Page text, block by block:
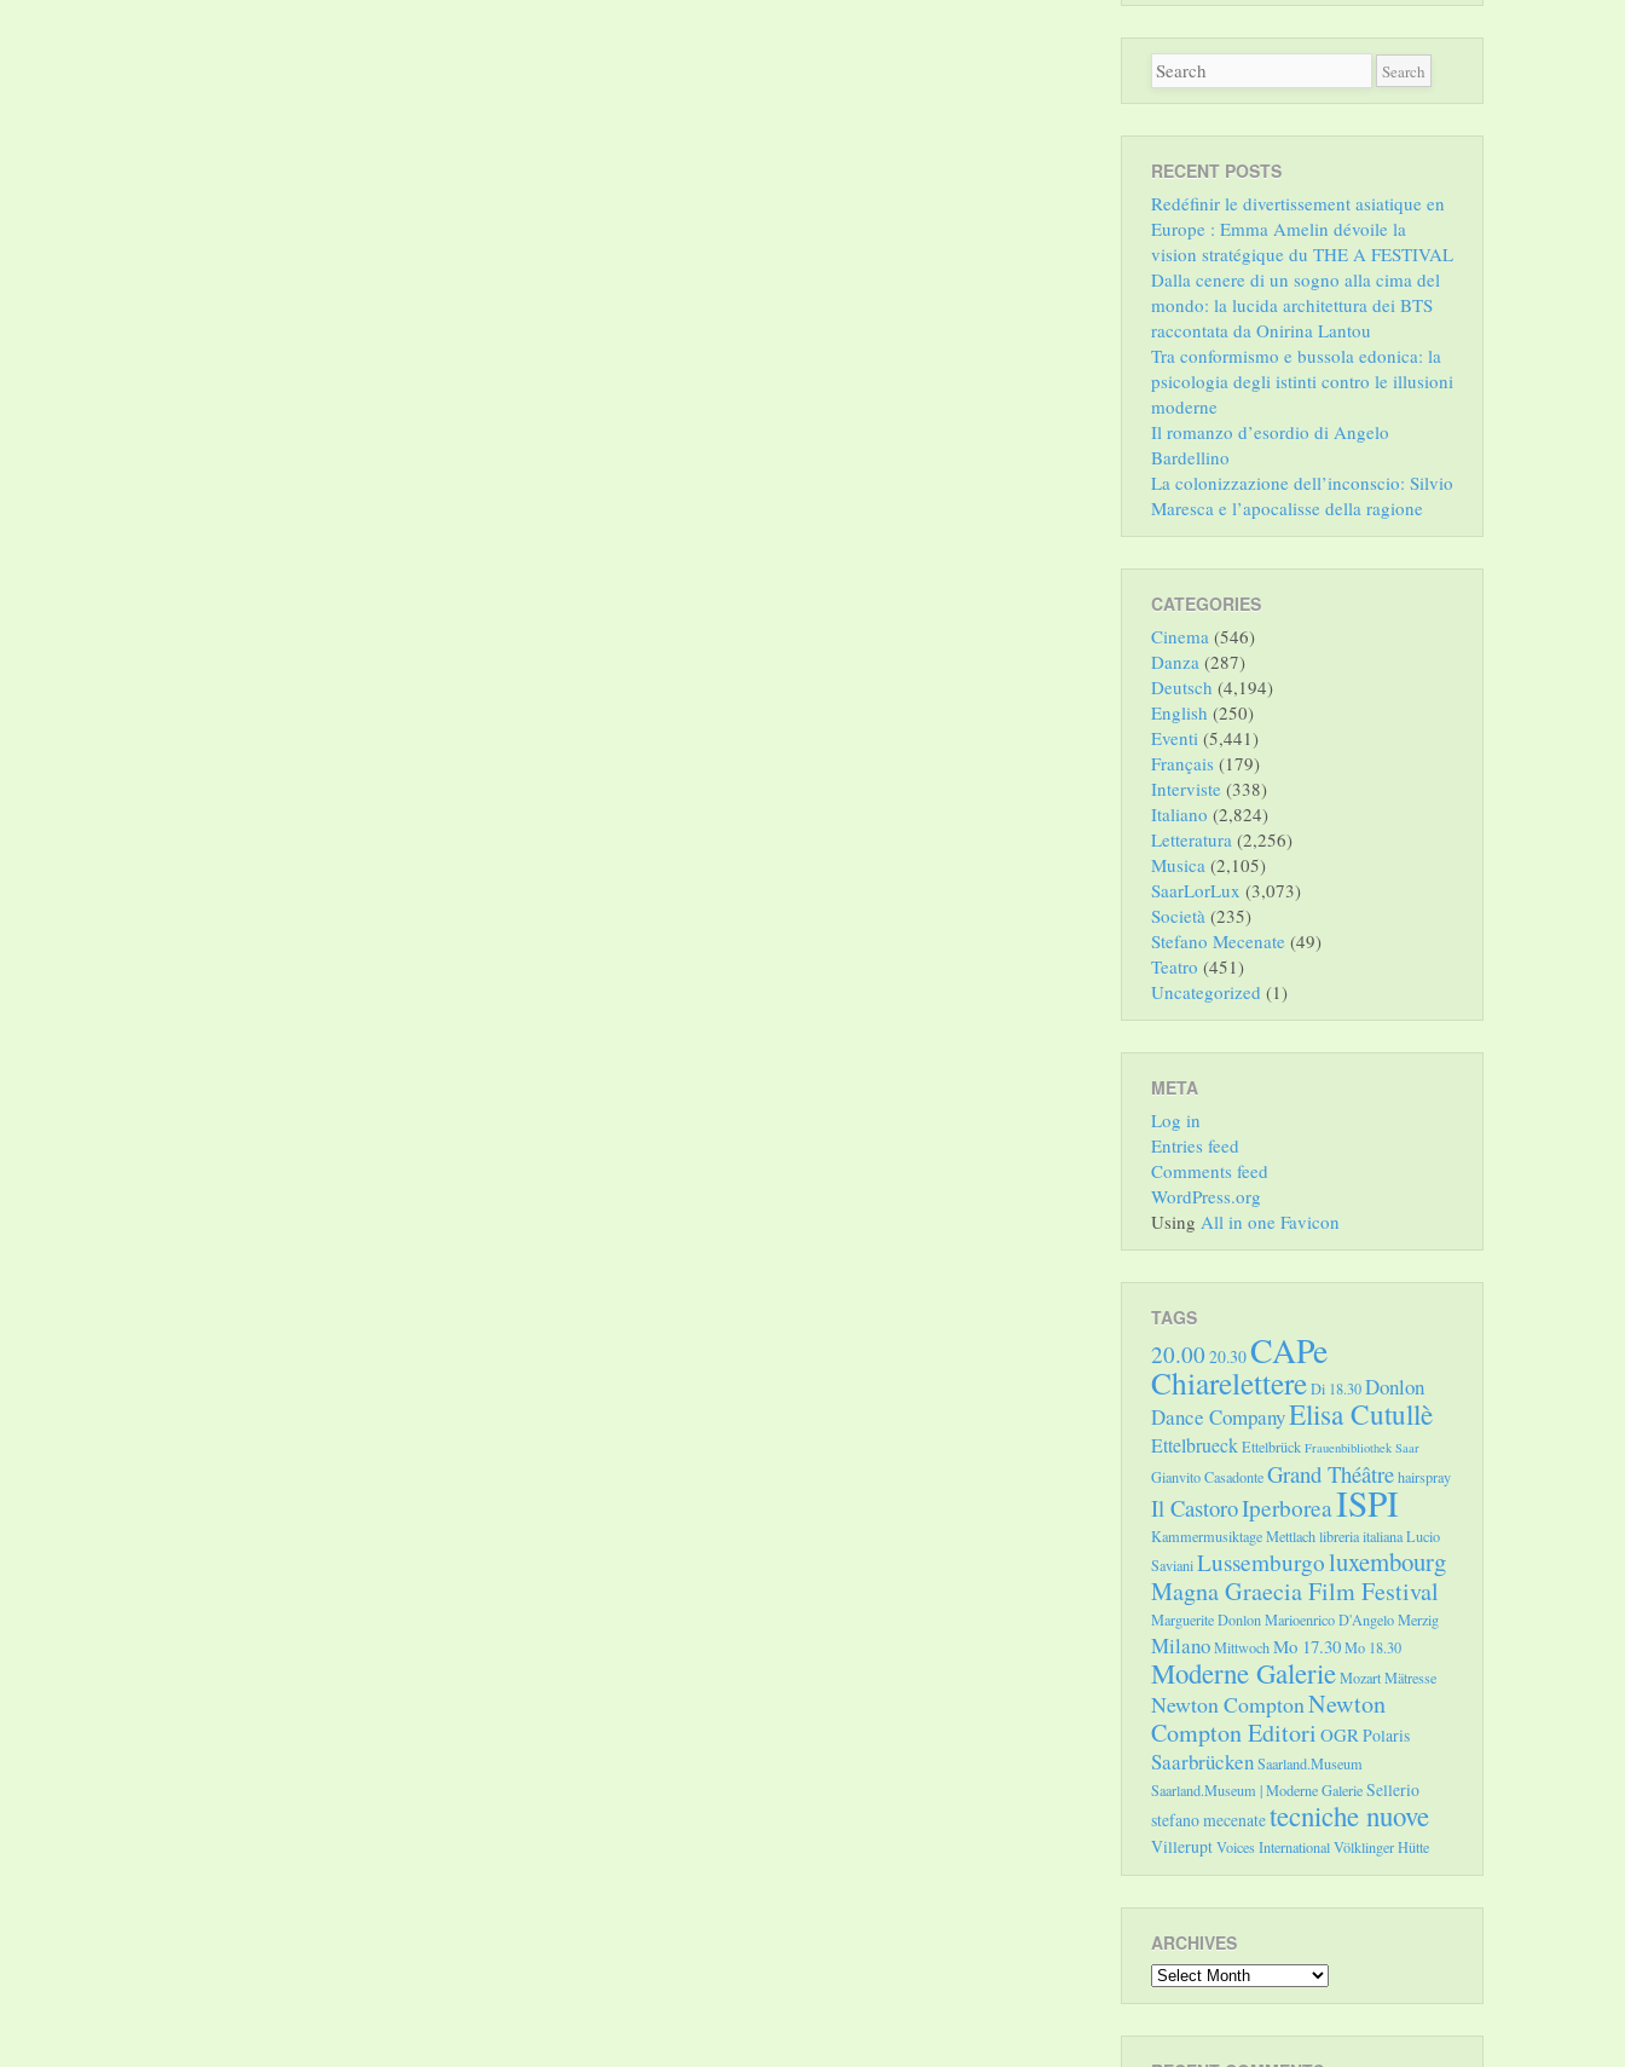
RECENT POSTS
Redéfinir le divertissement asiatique en
Europe : Emma Amelin dévoile la
vision stratégique du THE A FESTIVAL
Dalla cenere di un sogno alla cima del
mondo: la lucida architettura dei BTS
raccontata da Onirina Lantou
Tra conformismo e bussola edonica: la
psicologia degli istinti contro le illusioni
moderne
Il romanzo d’esordio di Angelo
Bardellino
La colonizzazione dell’inconscio: Silvio
Maresca e l’apocalisse della ragione
CATEGORIES
Cinema (546)
Danza (287)
Deutsch (4,194)
English (250)
Eventi (5,441)
Français (179)
Interviste (338)
Italiano (2,824)
Letteratura (2,256)
Musica (2,105)
SaarLorLux (3,073)
Società (235)
Stefano Mecenate (49)
Teatro (451)
Uncategorized (1)
META
Log in
Entries feed
Comments feed
WordPress.org
Using All in one Favicon
TAGS
20.00 20.30CAPe
ChiarelettereDi 18.30Donlon
Dance CompanyElisa Cutullè
EttelbrueckEttelbrück Frauenbibliothek Saar
Gianvito CasadonteGrand Théâtrehairspray
Il CastoroIperboreaISPI
Kammermusiktage Mettlachlibreria italianaLucio
SavianiLussemburgoluxembourg
Magna Graecia Film Festival
Marguerite DonlonMarioenrico D'AngeloMerzig
MilanoMittwochMo 17.30Mo 18.30
Moderne GalerieMozartMätresse
Newton ComptonNewton
Compton Editori OGRPolaris
SaarbrückenSaarland.Museum
Saarland.Museum | Moderne GalerieSellerio
stefano mecenatetecniche nuove
VilleruptVoices InternationalVölklinger Hütte
ARCHIVES
Archives